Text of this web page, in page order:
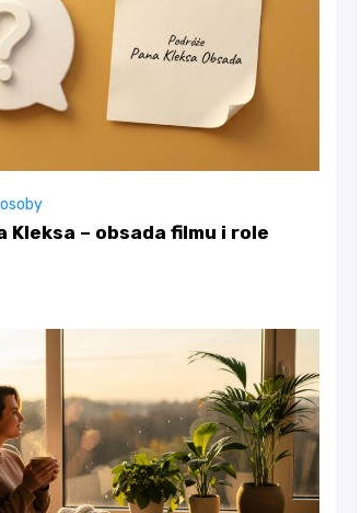
Kleksa – obsada filmu i role